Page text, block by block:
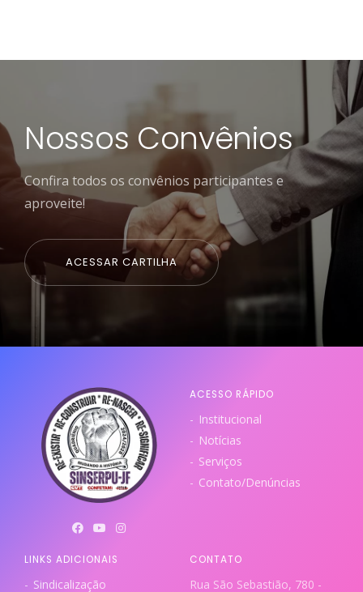
Nossos Convênios
Confira todos os convênios participantes e
aproveite!
ACESSAR CARTILHA
ACESSO RÁPIDO
Institucional
Notícias
Serviços
Contato/Denúncias
LINKS ADICIONAIS
Sindicalização
CONTATO
Rua São Sebastião, 780 -